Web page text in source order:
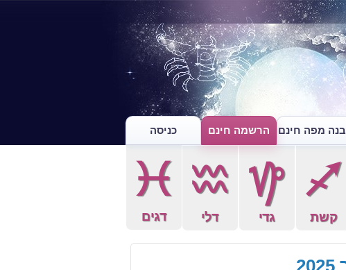
בנה מפה חינם הרשמה חינם כניסה
l
קשת
z
גדי
x
דלי
c
דגים